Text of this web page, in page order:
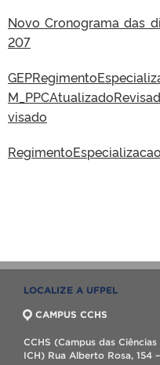
Novo Cronograma das
207
GEP
visado
LOCALIZE A UFPEL
CAMPUS CCHS
CCHS (Campus das
ICH) Rua Alberto Rosa, 154